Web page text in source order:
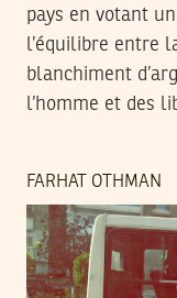
pays en votant
l’équilibre entre
blanchiment
l’homme et des
FARHAT OTHMAN